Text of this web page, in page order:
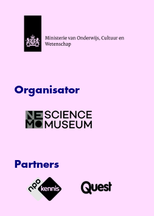
Organisator
Partners